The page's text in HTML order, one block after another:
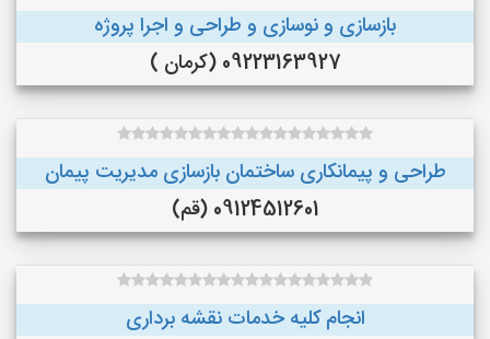
بازسازی و نوسازی و طراحی و اجرا پروژه
09223163927 (کرمان )
طراحی و پیمانکاری ساختمان بازسازی مدیریت پیمان
09124512601 (قم)
انجام کلیه خدمات نقشه برداری